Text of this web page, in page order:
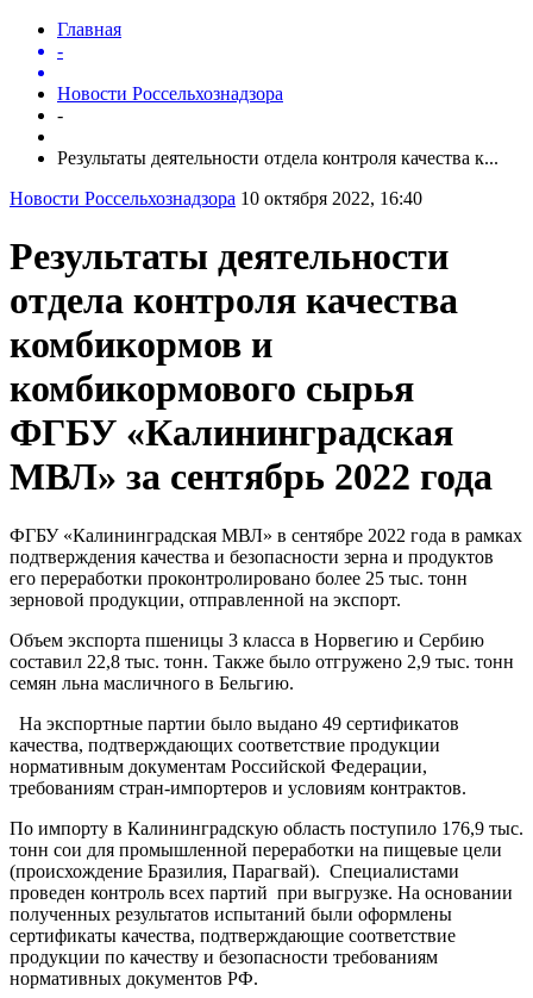
Главная
-
Новости Россельхознадзора
-
Результаты деятельности отдела контроля качества к...
Новости Россельхознадзора 10 октября 2022, 16:40
Результаты деятельности
отдела контроля качества
комбикормов и
комбикормового сырья
ФГБУ «Калининградская
МВЛ» за сентябрь 2022 года
ФГБУ «Калининградская МВЛ» в сентябре 2022 года в рамках
подтверждения качества и безопасности зерна и продуктов
его переработки проконтролировано более 25 тыс. тонн
зерновой продукции, отправленной на экспорт.
Объем экспорта пшеницы 3 класса в Норвегию и Сербию
составил 22,8 тыс. тонн. Также было отгружено 2,9 тыс. тонн
семян льна масличного в Бельгию.
На экспортные партии было выдано 49 сертификатов
качества, подтверждающих соответствие продукции
нормативным документам Российской Федерации,
требованиям стран-импортеров и условиям контрактов.
По импорту в Калининградскую область поступило 176,9 тыс.
тонн сои для промышленной переработки на пищевые цели
(происхождение Бразилия, Парагвай). Специалистами
проведен контроль всех партий при выгрузке. На основании
полученных результатов испытаний были оформлены
сертификаты качества, подтверждающие соответствие
продукции по качеству и безопасности требованиям
нормативных документов РФ.